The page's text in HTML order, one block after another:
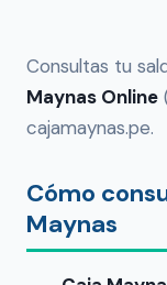
Consultas tu
Maynas Online
cajamaynas.pe.
Cómo
Maynas